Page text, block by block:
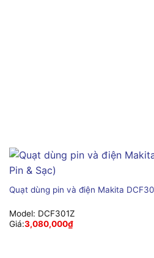
Quạt dùng pin và điện Makita
Model: DCF301Z
Giá:3,080,000₫